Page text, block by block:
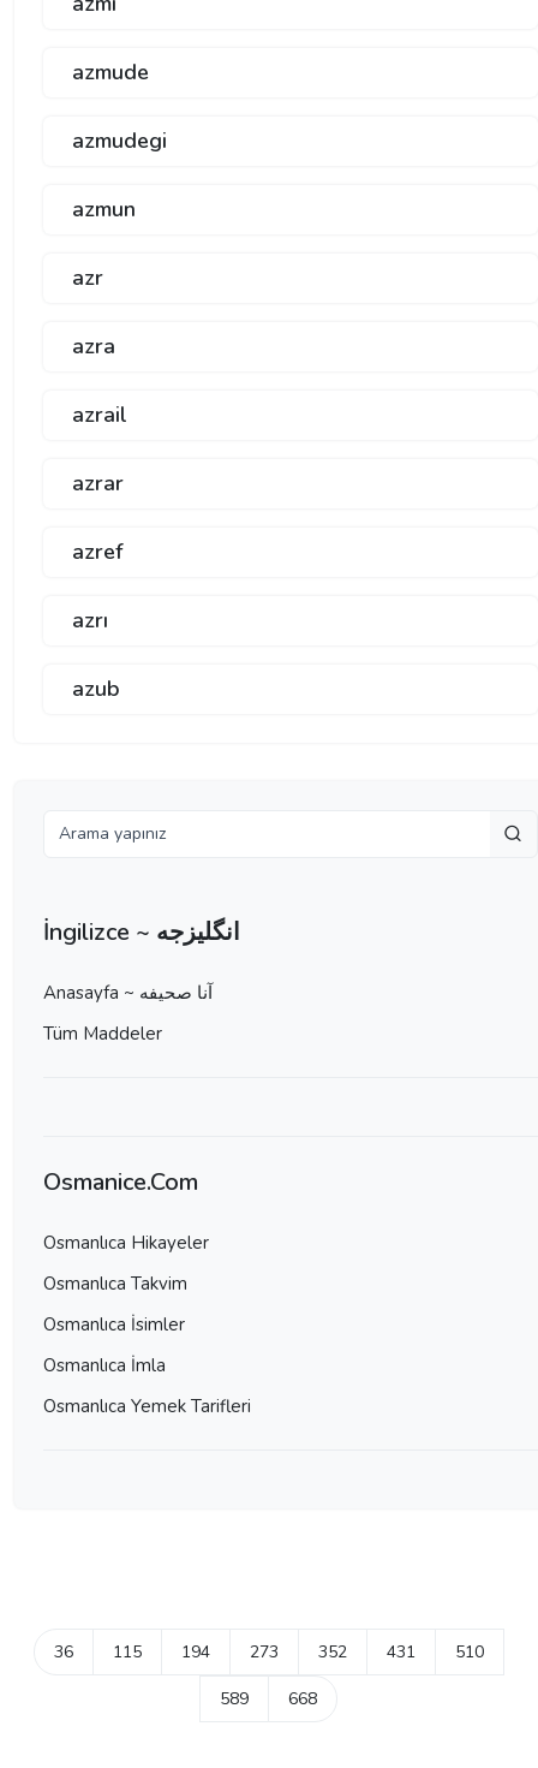
azmude
azmudegi
azmun
azr
azra
azrail
azrar
azref
azrı
azub
İngilizce ~ انگلیزجه
Anasayfa ~ آنا صحيفه
Tüm Maddeler
Osmanice.Com
Osmanlıca Hikayeler
Osmanlıca Takvim
Osmanlıca İsimler
Osmanlıca İmla
Osmanlıca Yemek Tarifleri
36 115 194 273 352 431 510
589 668